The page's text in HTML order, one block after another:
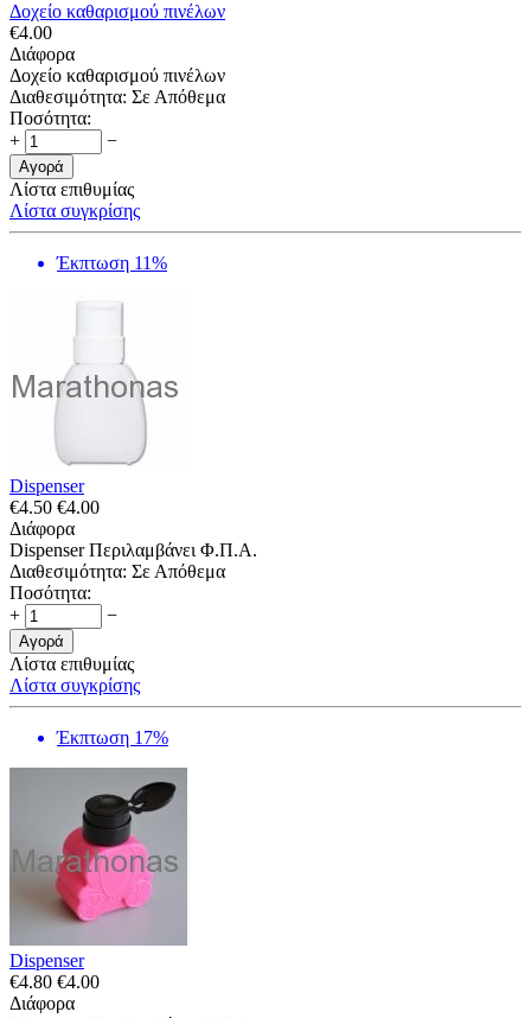
Δοχείο καθαρισμού πινέλων
€4.00
Διάφορα
Δοχείο καθαρισμού πινέλων
Διαθεσιμότητα: Σε Απόθεμα
Ποσότητα:
+
−
Αγορά
Λίστα επιθυμίας
Λίστα συγκρίσης
Έκπτωση 11%
Dispenser
€4.50 €4.00
Διάφορα
Dispenser Περιλαμβάνει Φ.Π.Α.
Διαθεσιμότητα: Σε Απόθεμα
Ποσότητα:
+
−
Αγορά
Λίστα επιθυμίας
Λίστα συγκρίσης
Έκπτωση 17%
Dispenser
€4.80 €4.00
Διάφορα